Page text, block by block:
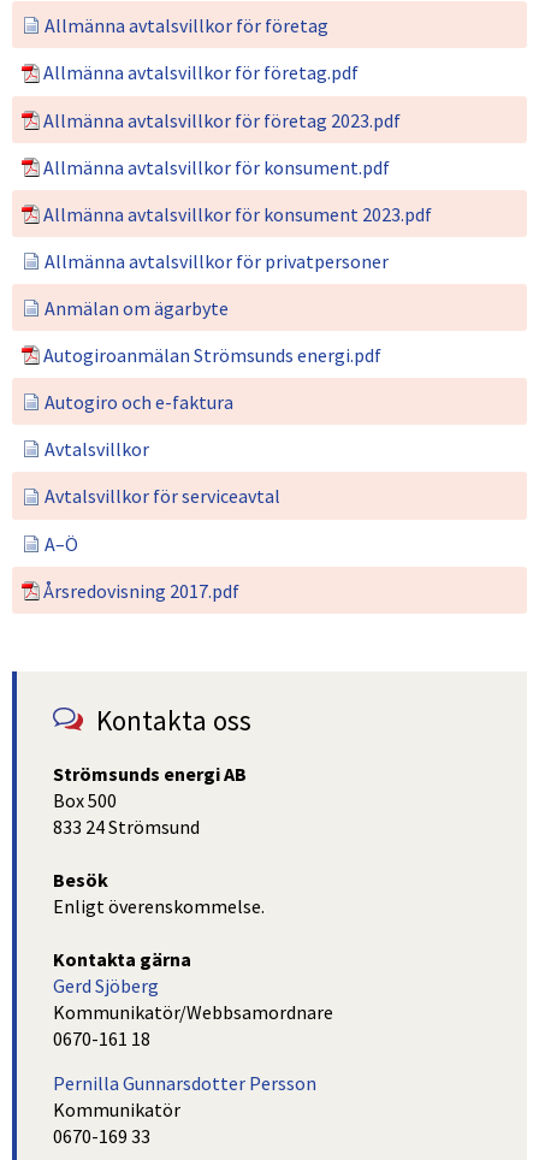
Allmänna avtalsvillkor för företag
Allmänna avtalsvillkor för företag.pdfPdf.
Allmänna avtalsvillkor för företag 2023.pdfPdf.
Allmänna avtalsvillkor för konsument.pdfPdf.
Allmänna avtalsvillkor för konsument 2023.pdfPdf.
Allmänna avtals­villkor för privat­personer
Anmälan om ägarbyte
Autogiroanmälan Strömsunds energi.pdfPdf.
Autogiro och e-faktura
Avtalsvillkor
Avtalsvillkor för serviceavtal
A–Ö
Årsredovisning 2017.pdfPdf.
Kontakta oss
Strömsunds energi AB
Box 500
833 24 Strömsund
Besök
Enligt överenskommelse.
Kontakta gärna
Gerd Sjöberg
Kommunikatör/Webbsamordnare
0670-161 18
Pernilla Gunnarsdotter Persson
Kommunikatör
0670-169 33